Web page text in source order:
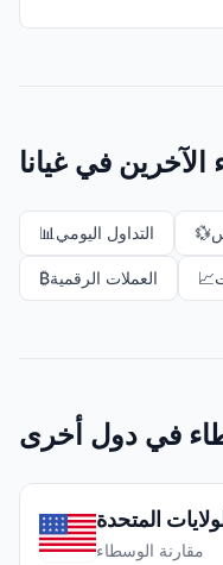
الآخرين في غيانا
📊 التداول اليومي 💱
₿العملات الرقمية 📈
في دول أخرى
المتحدة
مقارنة الوسطاء